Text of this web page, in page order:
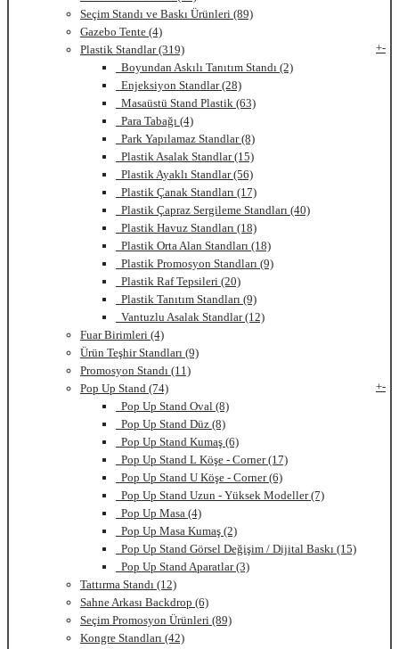
Seçim Standı ve Baskı Ürünleri (89)
Gazebo Tente (4)
Plastik Standlar (319)
+-
Boyundan Askılı Tanıtım Standı (2)
Enjeksiyon Standlar (28)
Masaüstü Stand Plastik (63)
Para Tabağı (4)
Park Yapılamaz Standlar (8)
Plastik Asalak Standlar (15)
Plastik Ayaklı Standlar (56)
Plastik Çanak Standları (17)
Plastik Çapraz Sergileme Standları (40)
Plastik Havuz Standları (18)
Plastik Orta Alan Standları (18)
Plastik Promosyon Standları (9)
Plastik Raf Tepsileri (20)
Plastik Tanıtım Standları (9)
Vantuzlu Asalak Standlar (12)
Fuar Birimleri (4)
Ürün Teşhir Standları (9)
Promosyon Standı (11)
Pop Up Stand (74)
+-
Pop Up Stand Oval (8)
Pop Up Stand Düz (8)
Pop Up Stand Kumaş (6)
Pop Up Stand L Köşe - Corner (17)
Pop Up Stand U Köşe - Corner (6)
Pop Up Stand Uzun - Yüksek Modeller (7)
Pop Up Masa (4)
Pop Up Masa Kumaş (2)
Pop Up Stand Görsel Değişim / Dijital Baskı (15)
Pop Up Stand Aparatlar (3)
Tattırma Standı (12)
Sahne Arkası Backdrop (6)
Seçim Promosyon Ürünleri (89)
Kongre Standları (42)